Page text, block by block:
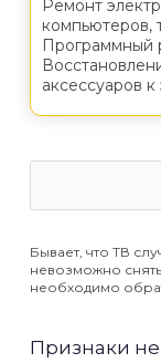
Ремонт
компьютеров,
Программный
аксессуаров
Бывает, что ТВ
невозможно
необходимо
Признаки